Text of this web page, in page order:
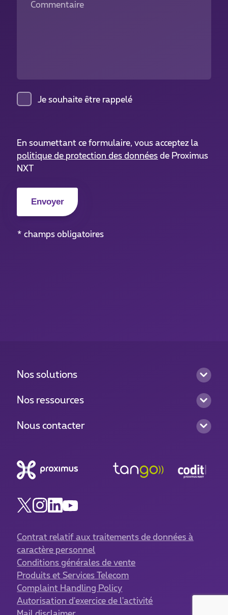
Commentaire
Je souhaite être rappelé
En soumettant ce formulaire, vous acceptez la
politique de protection des données de Proximus
NXT
* champs obligatoires
Nos solutions
Nos ressources
Nous contacter
Contrat relatif aux traitements de données à
caractère personnel
Conditions générales de vente
Produits et Services Telecom
Complaint Handling Policy
Autorisation d'exercice de l'activité